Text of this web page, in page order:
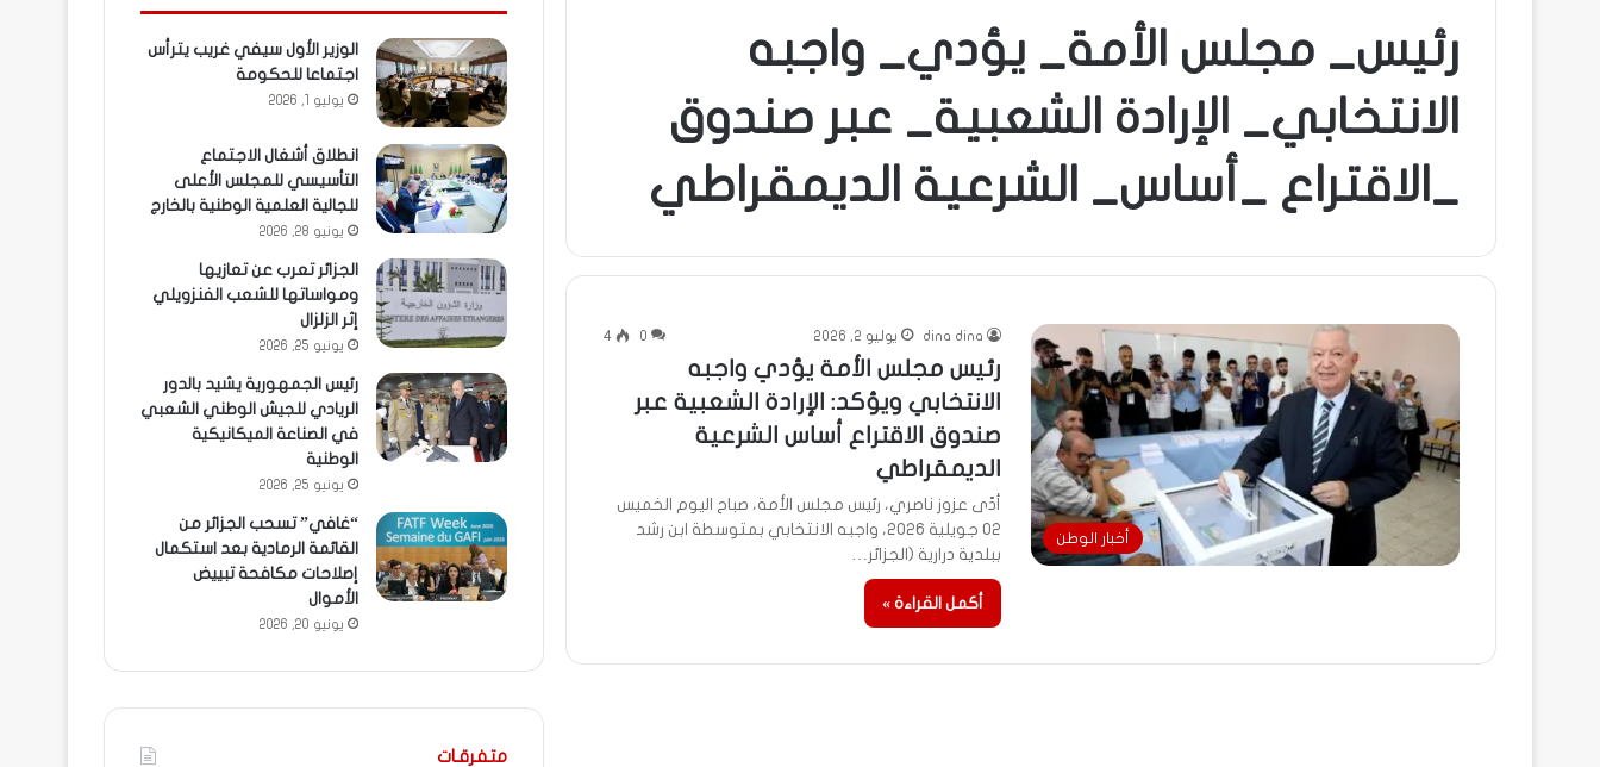
رئيس_ مجلس الأمة_ يؤدي_ واجبه
الانتخابي_ الإرادة الشعبية_ عبر صندوق
_الاقتراع _أساس_ الشرعية الديمقراطي
أخبار الوطن
dina dina يوليو 2, 2026 0
4
رئيس مجلس الأمة يؤدي واجبه
الانتخابي ويؤكد: الإرادة الشعبية عبر
صندوق الاقتراع أساس الشرعية
الديمقراطي
أدّى عزوز ناصري، رئيس مجلس الأمة، صباح اليوم الخميس
02 جويلية 2026، واجبه الانتخابي بمتوسطة ابن رشد
ببلدية درارية (الجزائر…
أكمل القراءة »
الوزير الأول سيفي غريب يترأس
اجتماعا للحكومة
يوليو 1, 2026
انطلاق أشغال الاجتماع
التأسيسي للمجلس الأعلى
للجالية العلمية الوطنية بالخارج
يونيو 28, 2026
الجزائر تعرب عن تعازيها
ومواساتها للشعب الفنزويلي
إثر الزلزال
يونيو 25, 2026
رئيس الجمهورية يشيد بالدور
الريادي للجيش الوطني الشعبي
في الصناعة الميكانيكية
الوطنية
يونيو 25, 2026
“غافي” تسحب الجزائر من
القائمة الرمادية بعد استكمال
إصلاحات مكافحة تبييض
الأموال
يونيو 20, 2026
متفرقـات